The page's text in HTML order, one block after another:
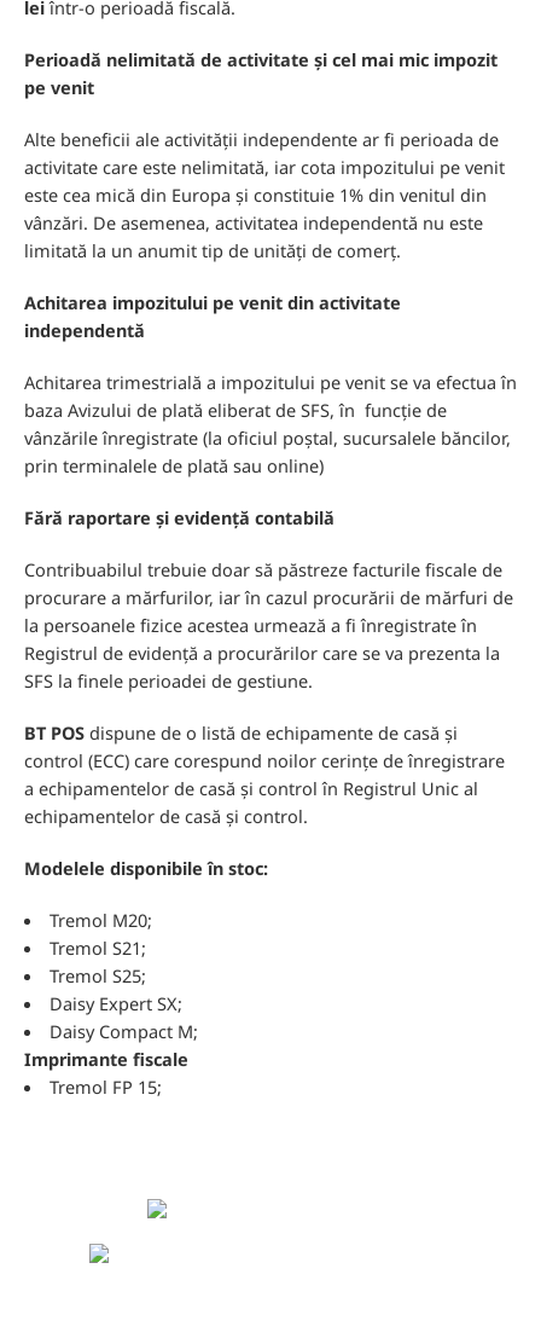
leiîntr-o perioadă fiscală.
Perioadă nelimitată de activitate și cel mai mic impozit
pe venit
Alte beneficii ale activității independente ar fi perioada de
activitate care este nelimitată, iar cota impozitului pe venit
este cea mică din Europa și constituie 1% din venitul din
vânzări. De asemenea, activitatea independentă nu este
limitată la un anumit tip de unități de comerț.
Achitarea impozitului pe venit din activitate
independentă
Achitarea trimestrială a impozitului pe venit se va efectua în
baza Avizului de plată eliberat de SFS, în funcție de
vânzările înregistrate (la oficiul poștal, sucursalele băncilor,
prin terminalele de plată sau online)
Fără raportare și evidență contabilă
Contribuabilul trebuie doar să păstreze facturile fiscale de
procurare a mărfurilor, iar în cazul procurării de mărfuri de
la persoanele fizice acestea urmează a fi înregistrate în
Registrul de evidență a procurărilor care se va prezenta la
SFS la finele perioadei de gestiune.
BT POS dispune de o listă de echipamente de casă și
control (ECC) care corespund noilor cerințe de înregistrare
a echipamentelor de casă și control în Registrul Unic al
echipamentelor de casă și control.
Modelele disponibile în stoc:
Tremol M20;
Tremol S21;
Tremol S25;
Daisy Expert SX;
Daisy Compact M;
Imprimante fiscale
Tremol FP 15;